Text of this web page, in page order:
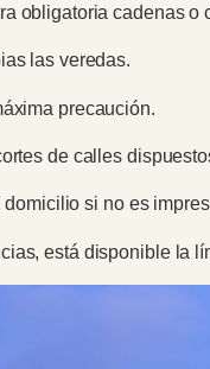
obligatoria cadenas
las veredas.
precaución.
de calles
domicilio si no es
está disponible la